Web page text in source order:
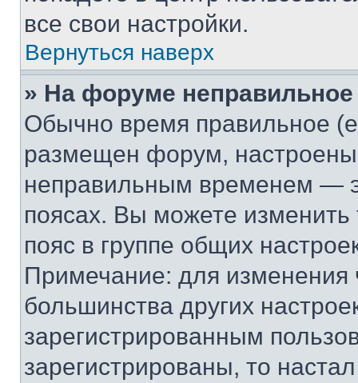
все свои настройки.
Вернуться наверх
» На форуме
Обычно время правильное
размещен форум, настроены
неправильным временем —
поясах. Вы можете изменить
пояс в группе общих
Примечание: для изменения
большинства других
зарегистрированным
зарегистрированы, то